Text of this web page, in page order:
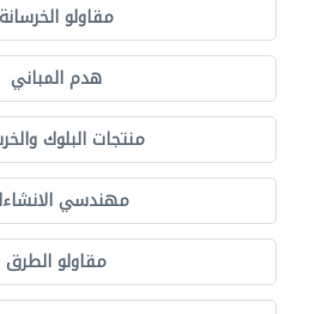
مقاولو الخرسانة
هدم المباني
منتجات البلوك
مهندسي
مقاولو الطرق